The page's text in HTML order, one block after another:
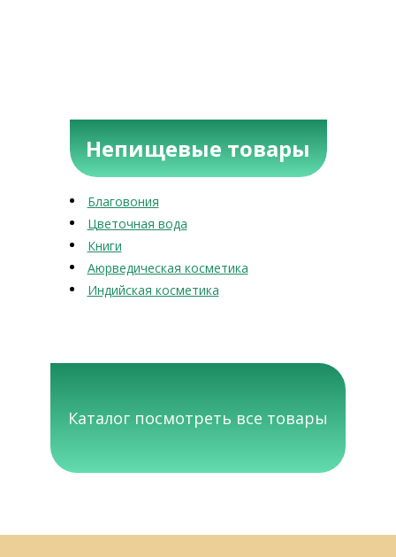
Непищевые товары
Благовония
Цветочная вода
Книги
Аюрведическая косметика
Индийская косметика
Каталог посмотреть все товары